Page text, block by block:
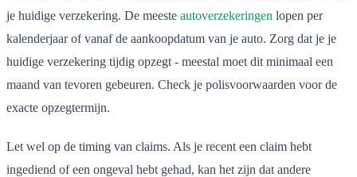
je huidige verzekering. De meeste autoverzekeringen lopen per
kalenderjaar of vanaf de aankoopdatum van je auto. Zorg dat je je
huidige verzekering tijdig opzegt - meestal moet dit minimaal een
maand van tevoren gebeuren. Check je polisvoorwaarden voor de
exacte opzegtermijn.
Let wel op de timing van claims. Als je recent een claim hebt
ingediend of een ongeval hebt gehad, kan het zijn dat andere